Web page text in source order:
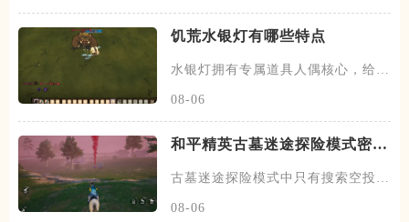
饥荒水银灯有哪些特点
水银灯拥有专属道具人偶核心，给予
08-06
和平精英古墓迷途探险模式密钥
古墓迷途探险模式中只有搜索空投箱
08-06